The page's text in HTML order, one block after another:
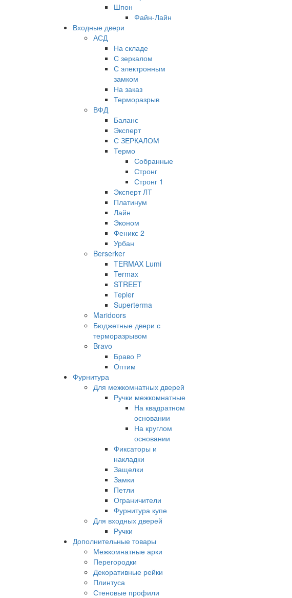
Шпон
Файн-Лайн
Входные двери
АСД
На складе
С зеркалом
С электронным
замком
На заказ
Терморазрыв
ВФД
Баланс
Эксперт
С ЗЕРКАЛОМ
Термо
Собранные
Стронг
Стронг 1
Эксперт ЛТ
Платинум
Лайн
Эконом
Феникс 2
Урбан
Berserker
TERMAX Lumi
Termax
STREET
Tepler
Superterma
Maridoors
Бюджетные двери с
терморазрывом
Bravo
Браво Р
Оптим
Фурнитура
Для межкомнатных дверей
Ручки межкомнатные
На квадратном
основании
На круглом
основании
Фиксаторы и
накладки
Защелки
Замки
Петли
Ограничители
Фурнитура купе
Для входных дверей
Ручки
Дополнительные товары
Межкомнатные арки
Перегородки
Декоративные рейки
Плинтуса
Стеновые профили